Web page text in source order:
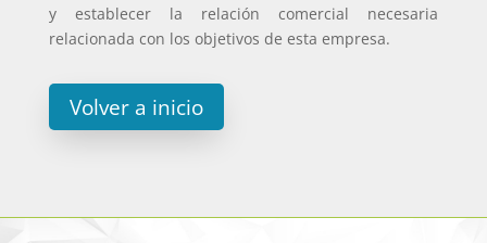
y establecer la relación comercial necesaria
relacionada con los objetivos de esta empresa.
Volver a inicio